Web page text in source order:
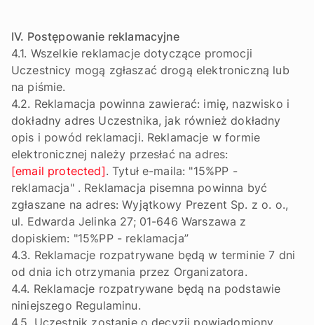
IV. Postępowanie reklamacyjne
4.1. Wszelkie reklamacje dotyczące promocji
Uczestnicy mogą zgłaszać drogą elektroniczną lub
na piśmie.
4.2. Reklamacja powinna zawierać: imię, nazwisko i
dokładny adres Uczestnika, jak również dokładny
opis i powód reklamacji. Reklamacje w formie
elektronicznej należy przesłać na adres:
[email protected]. Tytuł e-maila: "15%PP -
reklamacja" . Reklamacja pisemna powinna być
zgłaszane na adres: Wyjątkowy Prezent Sp. z o. o.,
ul. Edwarda Jelinka 27; 01-646 Warszawa z
dopiskiem: "15%PP - reklamacja”
4.3. Reklamacje rozpatrywane będą w terminie 7 dni
od dnia ich otrzymania przez Organizatora.
4.4. Reklamacje rozpatrywane będą na podstawie
niniejszego Regulaminu.
4.5. Uczestnik zostanie o decyzji powiadomiony